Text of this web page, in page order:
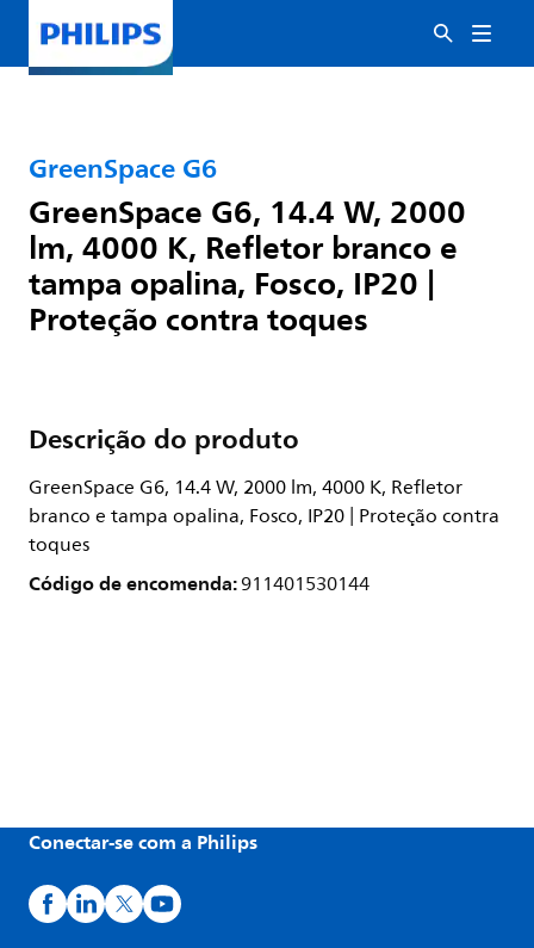
GreenSpace G6
GreenSpace G6, 14.4 W, 2000
lm, 4000 K, Refletor branco e
tampa opalina, Fosco, IP20 |
Proteção contra toques
Descrição do produto
GreenSpace G6, 14.4 W, 2000 lm, 4000 K, Refletor
branco e tampa opalina, Fosco, IP20 | Proteção contra
toques
Código de encomenda:911401530144
Conectar-se com a Philips